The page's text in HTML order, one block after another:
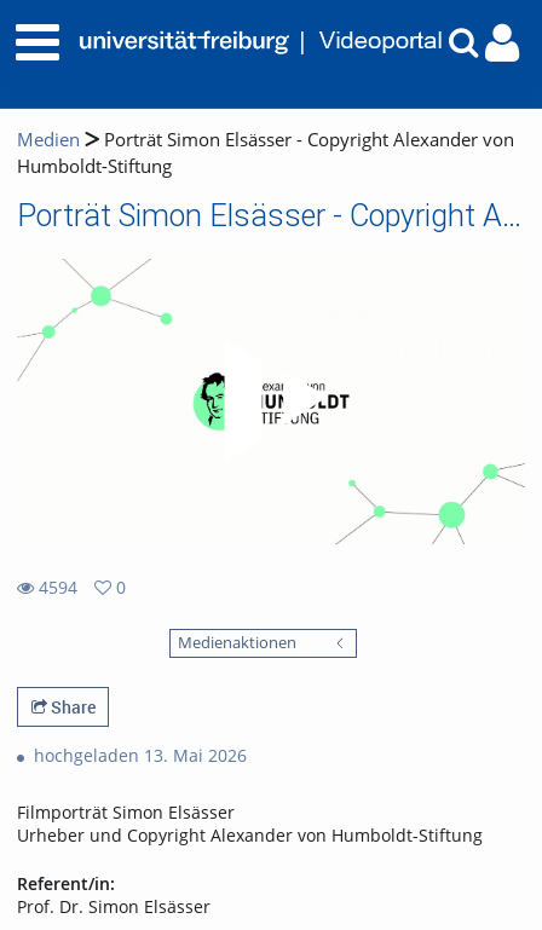
Medien
Porträt Simon Elsässer - Copyright Alexander von
Humboldt-Stiftung
Porträt Simon Elsässer - Copyright Alexander von Humboldt-Stiftung
4594
0
Medienaktionen
Share
hochgeladen 13. Mai 2026
Filmporträt Simon Elsässer
Urheber und Copyright Alexander von Humboldt-Stiftung
Referent/in:
Prof. Dr. Simon Elsässer